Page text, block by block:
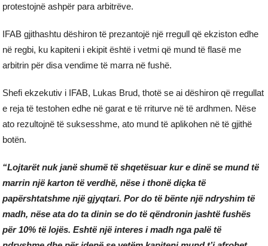
protestojnë ashpër para arbitrëve.
IFAB gjithashtu dëshiron të prezantojë një rregull që ekziston edhe
në regbi, ku kapiteni i ekipit është i vetmi që mund të flasë me
arbitrin për disa vendime të marra në fushë.
Shefi ekzekutiv i IFAB, Lukas Brud, thotë se ai dëshiron që rregullat
e reja të testohen edhe në garat e të rriturve në të ardhmen. Nëse
ato rezultojnë të suksesshme, ato mund të aplikohen në të gjithë
botën.
“Lojtarët nuk janë shumë të shqetësuar kur e dinë se mund të
marrin një karton të verdhë, nëse i thonë diçka të
papërshtatshme një gjyqtari. Por do të bënte një ndryshim të
madh, nëse ata do ta dinin se do të qëndronin jashtë fushës
për 10% të lojës. Eshtë një interes i madh nga palë të